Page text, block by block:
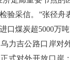
验采信。”张径舟
口煤炭超5000万
力吉公路口岸对
式对外开放口岸